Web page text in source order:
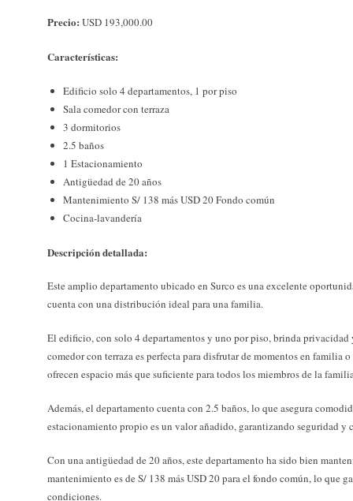
Precio: USD 193,000.00
Características:
Edificio solo 4 departamentos, 1 por piso
Sala comedor con terraza
3 dormitorios
2.5 baños
1 Estacionamiento
Antigüedad de 20 años
Mantenimiento S/ 138 más USD 20 Fondo común
Cocina-lavandería
Descripción detallada:
Este amplio departamento ubicado en Surco es una excelente
cuenta con una distribución ideal para una familia.
El edificio, con solo 4 departamentos y uno por piso, brinda privacidad
comedor con terraza es perfecta para disfrutar de momentos en familia
ofrecen espacio más que suficiente para todos los miembros de la
Además, el departamento cuenta con 2.5 baños, lo que asegura
estacionamiento propio es un valor añadido, garantizando seguridad y
Con una antigüedad de 20 años, este departamento ha sido bien
mantenimiento es de S/ 138 más USD 20 para el fondo común, lo que
condiciones.